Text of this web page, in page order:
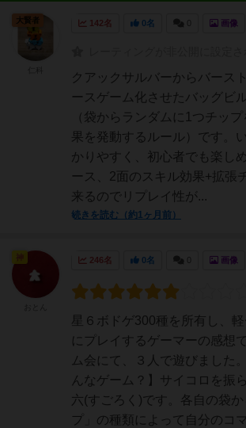
142名 0名 画像
クアックサルバーからバース
ースゲーム化させたバッグビ
（袋からランダムに1つチッ
果を発動するルール）です。
かりやすく、初心者でも楽し
ース、2面のスキル効果+拡張
来るのでリプレイ性が...
続きを読む（約1ヶ月前）
大賢者
246名 0名 画像
星６ボドゲ300種を所有し、
にプレイするゲーマーの感想
ム会にて、３人で遊びました
んなゲーム？】サイコロを振
六(すごろく)です。各自の袋
プ」の種類によって自分のコ
神